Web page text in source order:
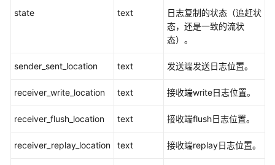
实
据
移
同
state text
日志复制的状态（追赶状
态，还是一致的流状
态）。
sender_sent_location text 发送端发送日志位置。
receiver_write_location text 接收端write日志位置。
receiver_flush_location text 接收端flush日志位置。
receiver_replay_location text 接收端replay日志位置。